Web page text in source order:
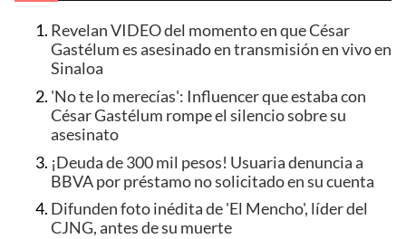
Revelan VIDEO del momento en que César
Gastélum es asesinado en transmisión en vivo en
Sinaloa
'No te lo merecías': Influencer que estaba con
César Gastélum rompe el silencio sobre su
asesinato
¡Deuda de 300 mil pesos! Usuaria denuncia a
BBVA por préstamo no solicitado en su cuenta
Difunden foto inédita de 'El Mencho', líder del
CJNG, antes de su muerte